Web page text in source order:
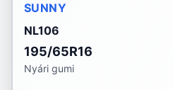
SUNNY
NL106
195/65R16
Nyári gumi